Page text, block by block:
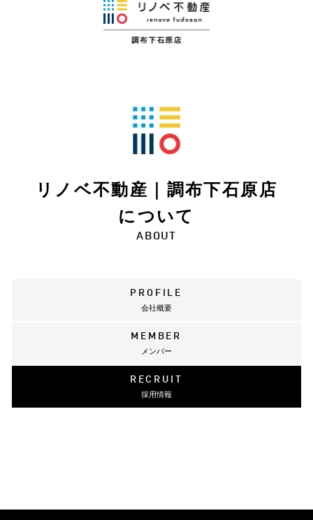
リノベ不動産｜調布下石原店
について
ABOUT
PROFILE
会社概要
MEMBER
メンバー
RECRUIT
採用情報